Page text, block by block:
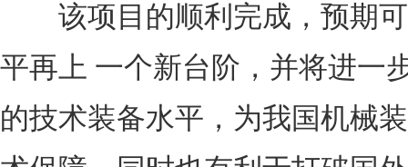
该项目的顺利完成，预期
平再上 一个新台阶，并将进一
的技术装备水平，为我国机械